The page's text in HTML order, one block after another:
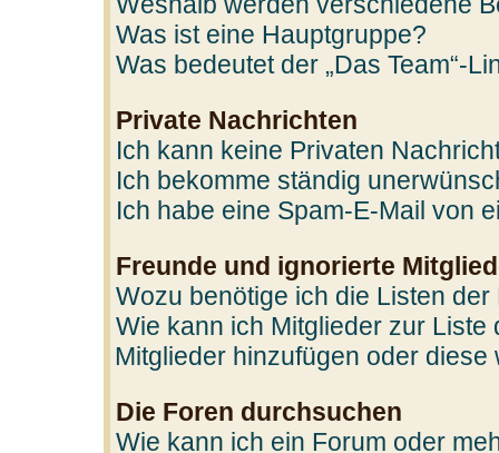
Was ist eine Hauptgruppe?
Was bedeutet der „Das Team“-
Private Nachrichten
Ich kann keine Privaten
Ich bekomme ständig
Ich habe eine Spam-E-Mail von
Freunde und ignorierte
Wozu benötige ich die Listen
Wie kann ich Mitglieder zur
Mitglieder hinzufügen oder
Die Foren durchsuchen
Wie kann ich ein Forum oder